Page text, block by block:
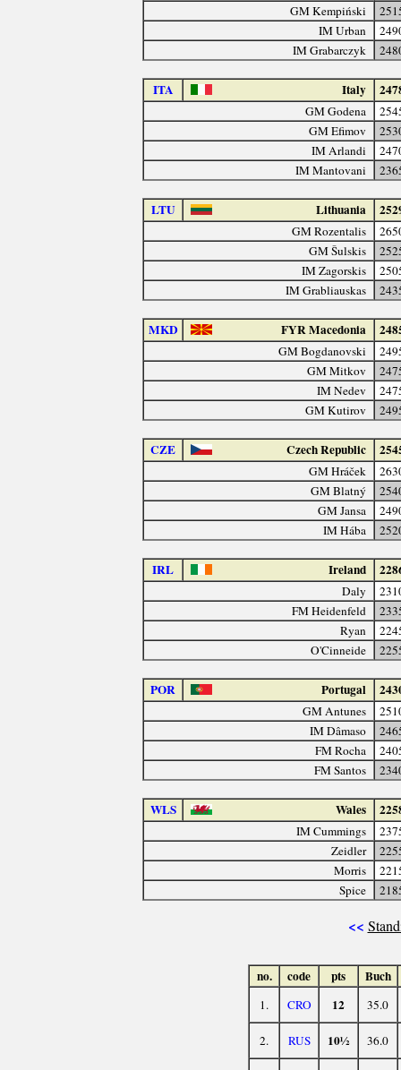
GM Kempiński
IM Urban
IM Grabarczyk
ITA Italy
GM Godena
GM Efimov
IM Arlandi
IM Mantovani
LTU Lithuania
GM Rozentalis
GM Šulskis
IM Zagorskis
IM Grabliauskas
MKD FYR Macedonia
GM Bogdanovski
GM Mitkov
IM Nedev
GM Kutirov
CZE Czech Republic
GM Hráček
GM Blatný
GM Jansa
IM Hába
IRL Ireland
Daly
FM Heidenfeld
Ryan
O'Cinneide
POR Portugal
GM Antunes
IM Dâmaso
FM Rocha
FM Santos
WLS Wales
IM Cummings
Zeidler
Morris
Spice
<<
no. code pts Buch
1. CRO 12 35.0
2. RUS 10½ 36.0